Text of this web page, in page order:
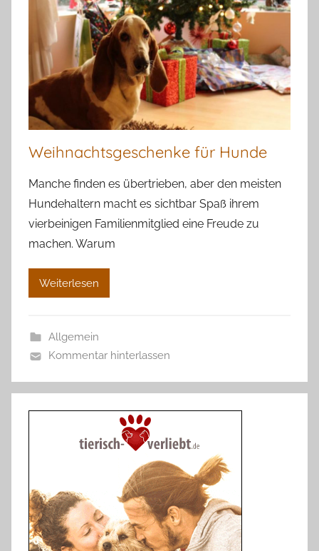
Weihnachtsgeschenke für Hunde
Manche finden es übertrieben, aber den meisten
Hundehaltern macht es sichtbar Spaß ihrem
vierbeinigen Familienmitglied eine Freude zu
machen. Warum
Weiterlesen
Allgemein
Kommentar hinterlassen